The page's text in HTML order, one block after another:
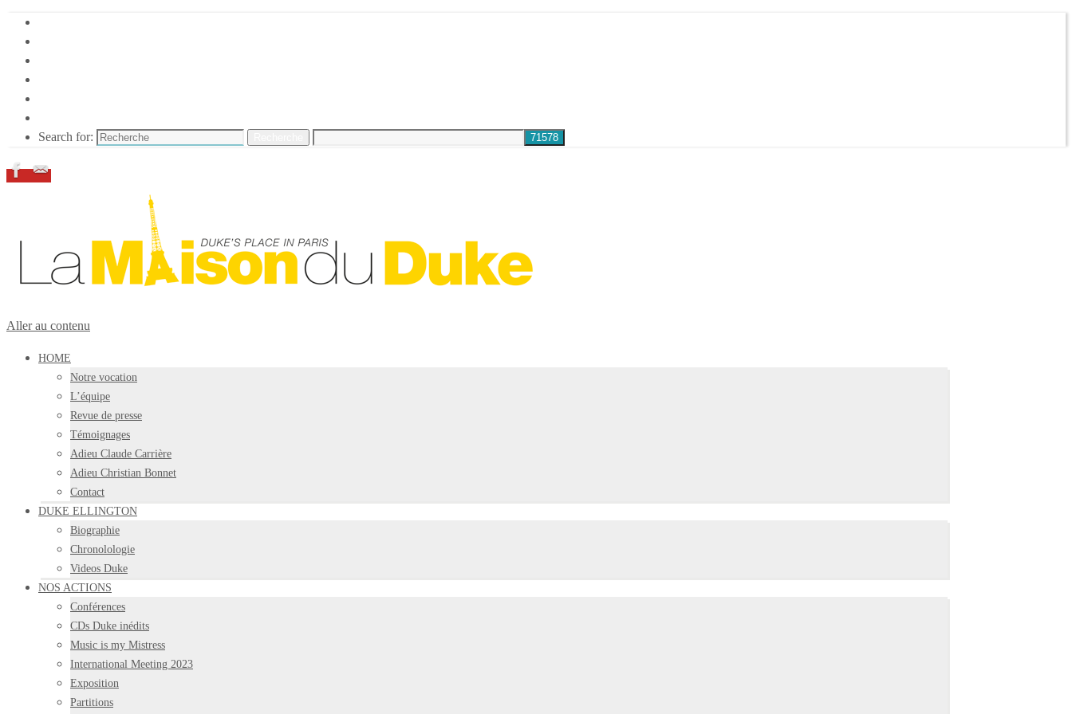
Search for:
Aller au contenu
HOME
Notre vocation
L’équipe
Revue de presse
Témoignages
Adieu Claude Carrière
Adieu Christian Bonnet
Contact
DUKE ELLINGTON
Biographie
Chronolologie
Videos Duke
NOS ACTIONS
Conférences
CDs Duke inédits
Music is my Mistress
International Meeting 2023
Exposition
Partitions